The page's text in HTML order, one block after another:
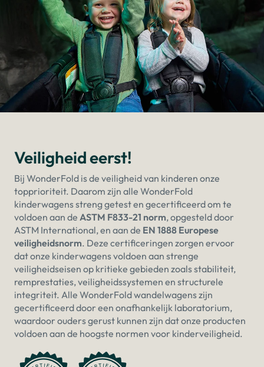
Veiligheid eerst!
Bij WonderFold is de veiligheid van kinderen onze
topprioriteit. Daarom zijn alle WonderFold
kinderwagens streng getest en gecertificeerd om te
voldoen aan de ASTM F833-21 norm, opgesteld door
ASTM International, en aan de EN 1888 Europese
veiligheidsnorm. Deze certificeringen zorgen ervoor
dat onze kinderwagens voldoen aan strenge
veiligheidseisen op kritieke gebieden zoals stabiliteit,
remprestaties, veiligheidssystemen en structurele
integriteit. Alle WonderFold wandelwagens zijn
gecertificeerd door een onafhankelijk laboratorium,
waardoor ouders gerust kunnen zijn dat onze producten
voldoen aan de hoogste normen voor kinderveiligheid.